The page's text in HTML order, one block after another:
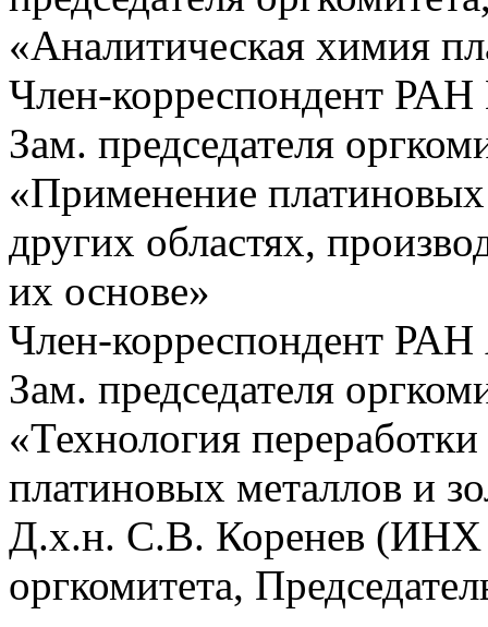
«Аналитическая химия
Член-корреспондент
Зам. председателя
«Применение платиновых
других областях,
их основе»
Член-корреспондент
Зам. председателя
«Технология
платиновых металлов и
Д.х.н. С.В. Коренев (ИНХ
оргкомитета,